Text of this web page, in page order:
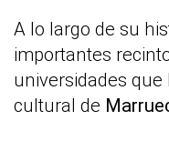
A lo largo de su
importantes
universidades que
cultural de